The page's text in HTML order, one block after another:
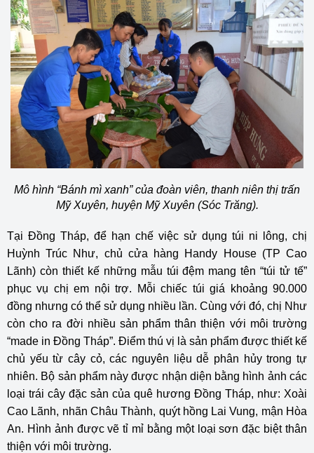
Mô hình “Bánh mì xanh” của đoàn viên, thanh niên thị trấn
Mỹ Xuyên, huyện Mỹ Xuyên (Sóc Trăng).
Tại Đồng Tháp, để hạn chế việc sử dụng túi ni lông, chị
Huỳnh Trúc Như, chủ cửa hàng Handy House (TP Cao
Lãnh) còn thiết kế những mẫu túi đệm mang tên “túi tử tế”
phục vụ chị em nội trợ. Mỗi chiếc túi giá khoảng 90.000
đồng nhưng có thể sử dụng nhiều lần. Cùng với đó, chị Như
còn cho ra đời nhiều sản phẩm thân thiện với môi trường
“made in Đồng Tháp”. Điểm thú vị là sản phẩm được thiết kế
chủ yếu từ cây cỏ, các nguyên liệu dễ phân hủy trong tự
nhiên. Bộ sản phẩm này được nhận diện bằng hình ảnh các
loại trái cây đặc sản của quê hương Đồng Tháp, như: Xoài
Cao Lãnh, nhãn Châu Thành, quýt hồng Lai Vung, mận Hòa
An. Hình ảnh được vẽ tỉ mỉ bằng một loại sơn đặc biệt thân
thiện với môi trường.